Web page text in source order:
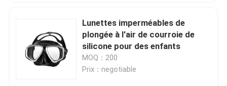
Lunettes imperméables de
plongée à l'air de courroie de
silicone pour des enfants
MOQ：200
Prix：negotiable